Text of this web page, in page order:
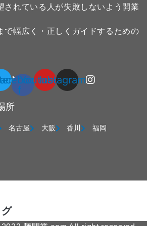
されている人が失敗しないよう開業
で幅広く・正しくガイドするための
f
YoutubeInstagram
所
名古屋 大阪 香川
福岡